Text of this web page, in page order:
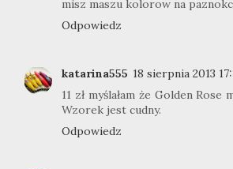
misz maszu kolorow na
Odpowiedz
katarina555 18 sierpnia 2013
11 zł myślałam że Golden Rose
Wzorek jest cudny.
Odpowiedz